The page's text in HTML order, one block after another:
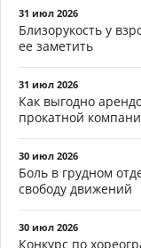
31 июл 2026
Близорукость у
ее заметить
31 июл 2026
Как выгодно
прокатной
30 июл 2026
Боль в грудном
свободу движений
30 июл 2026
Конкурс по